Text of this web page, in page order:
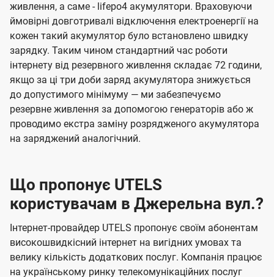
живлення, а саме - lifepo4 акумулятори. Враховуючи
ймовірні довготривалі відключення електроенергії на
кожен такий акумулятор було встановлено швидку
зарядку. Таким чином стандартний час роботи
інтернету від резервного живлення складає 72 години,
якщо за ці три доби заряд акумулятора знижується
до допустимого мінімуму — ми забезпечуємо
резервне живлення за допомогою генераторів або ж
проводимо екстра заміну розрядженого акумулятора
на заряджений аналогічний.
Що пропонує UTELS
користувачам в Джерельна вул.?
Інтернет-провайдер UTELS пропонує своїм абонентам
високошвидкісний інтернет на вигідних умовах та
велику кількість додаткових послуг. Компанія працює
на українському ринку телекомунікаційних послуг